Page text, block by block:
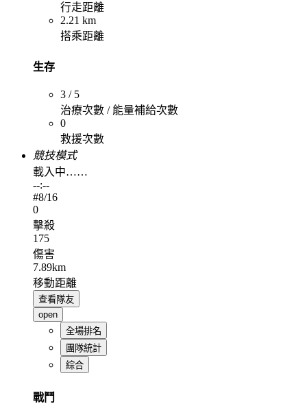
行走距離
2.21 km
搭乘距離
生存
3 / 5
治療次數 / 能量補給次數
0
救援次數
競技模式
載入中……
--:--
#8/16
0
擊殺
175
傷害
7.89km
移動距離
查看隊友
open
全場排名
團隊統計
綜合
戰鬥